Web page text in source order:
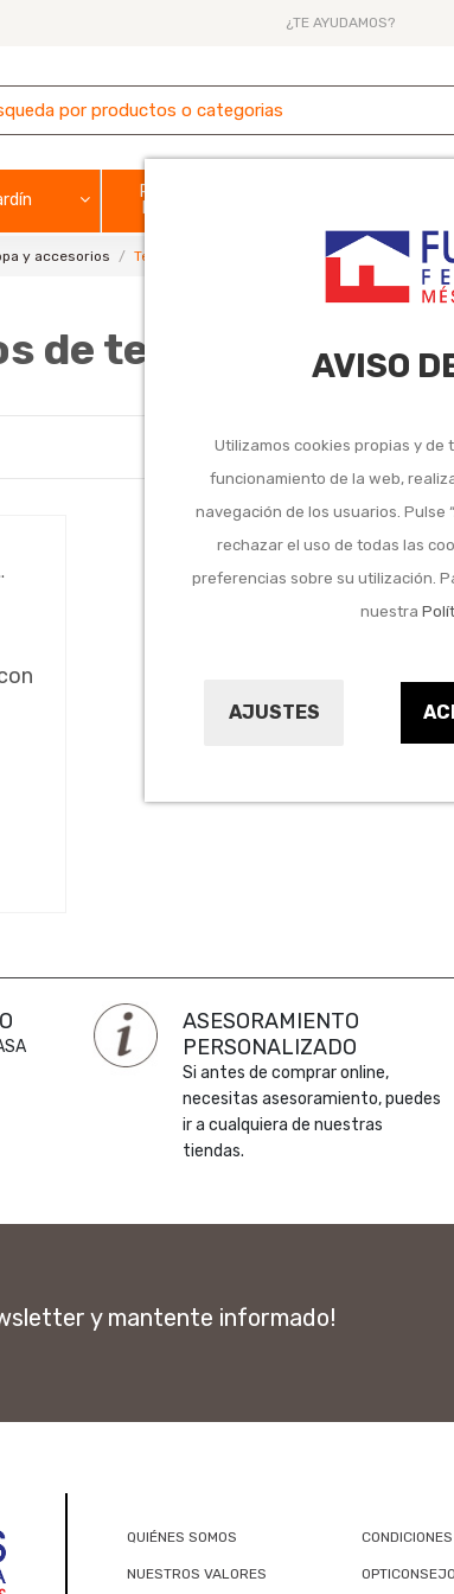
AVISO
Utilizamos cookies propias y
funcionamiento de la web,
navegación de los usuarios. Pulse
rechazar el uso de todas las
preferencias sobre su utilización.
nuestra
AJUSTES
¿TE AYUDAMOS?
Pintura y
y accesorios Tendederos fijos de techo y avión
de techo y avión
ASESORAMIENTO
PERSONALIZADO
Si antes de comprar online,
necesitas asesoramiento, puedes
ir a cualquiera de nuestras
tiendas.
y mantente informado!
QUIÉNES SOMOS
NUESTROS VALORES